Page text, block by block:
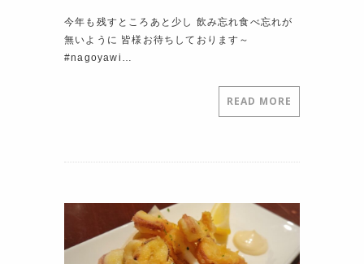
今年も残すところあと少し 飲み忘れ食べ忘れが
無いように 皆様お待ちしております～
#nagoyawi…
READ MORE